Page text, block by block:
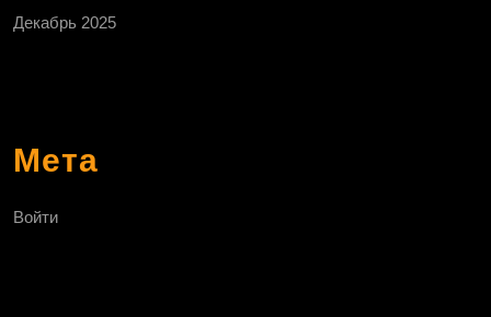
Декабрь 2025
Мета
Войти